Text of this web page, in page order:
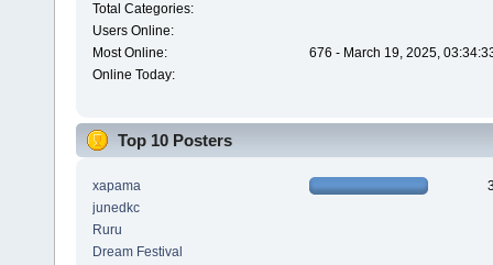
Total Categories:
Users Online:
Most Online:
676 - March 19, 2025,
Online Today:
Top 10 Posters
xapama
junedkc
Ruru
Dream Festival